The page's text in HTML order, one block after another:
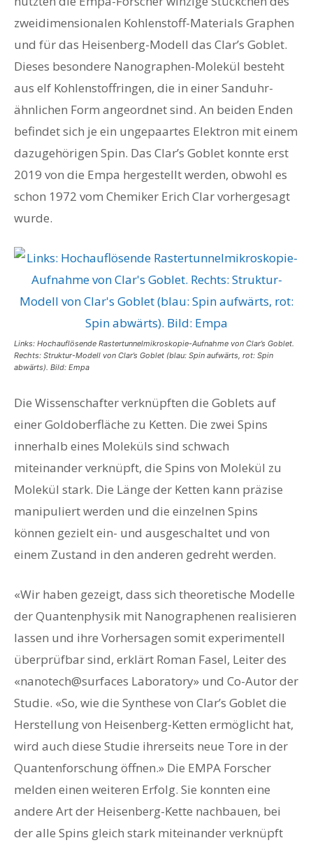
zweidimensionalen Kohlenstoff-Materials Graphen
und für das Heisenberg-Modell das Clar’s Goblet.
Dieses besondere Nanographen-Molekül besteht
aus elf Kohlenstoffringen, die in einer Sanduhr-
ähnlichen Form angeordnet sind. An beiden Enden
befindet sich je ein ungepaartes Elektron mit einem
dazugehörigen Spin. Das Clar’s Goblet konnte erst
2019 von die Empa hergestellt werden, obwohl es
schon 1972 vom Chemiker Erich Clar vorhergesagt
wurde.
Links: Hochauflösende Rastertunnelmikroskopie-Aufnahme von Clar’s Goblet.
Rechts: Struktur-Modell von Clar’s Goblet (blau: Spin aufwärts, rot: Spin
abwärts). Bild: Empa
Die Wissenschafter verknüpften die Goblets auf
einer Goldoberfläche zu Ketten. Die zwei Spins
innerhalb eines Moleküls sind schwach
miteinander verknüpft, die Spins von Molekül zu
Molekül stark. Die Länge der Ketten kann präzise
manipuliert werden und die einzelnen Spins
können gezielt ein- und ausgeschaltet und von
einem Zustand in den anderen gedreht werden.
«Wir haben gezeigt, dass sich theoretische Modelle
der Quantenphysik mit Nanographenen realisieren
lassen und ihre Vorhersagen somit experimentell
überprüfbar sind, erklärt Roman Fasel, Leiter des
«nanotech@surfaces Laboratory» und Co-Autor der
Studie. «So, wie die Synthese von Clar’s Goblet die
Herstellung von Heisenberg-Ketten ermöglicht hat,
wird auch diese Studie ihrerseits neue Tore in der
Quantenforschung öffnen.» Die EMPA Forscher
melden einen weiteren Erfolg. Sie konnten eine
andere Art der Heisenberg-Kette nachbauen, bei
der alle Spins gleich stark miteinander verknüpft